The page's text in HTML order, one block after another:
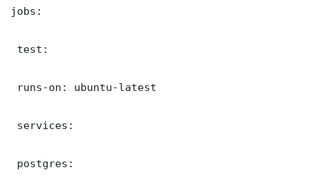
jobs:
test:
runs-on: ubuntu-latest
services:
postgres: